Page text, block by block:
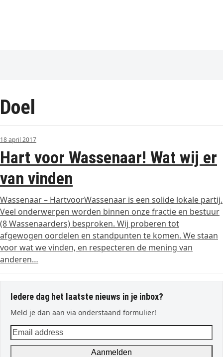
Doel
18 april 2017
Hart voor Wassenaar! Wat wij er
van vinden
Wassenaar – HartvoorWassenaar is een solide lokale partij.
Veel onderwerpen worden binnen onze fractie en bestuur
(8 Wassenaarders) besproken. Wij proberen tot
afgewogen oordelen en standpunten te komen. We staan
voor wat we vinden, en respecteren de mening van
anderen…
Iedere dag het laatste nieuws in je inbox?
Meld je dan aan via onderstaand formulier!
Email
address
Aanmelden